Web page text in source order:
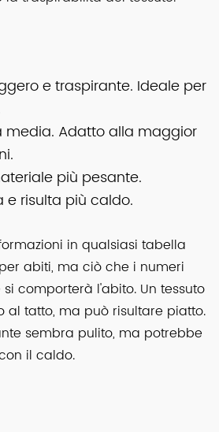
e traspirante. Ideale per
media. Adatto alla maggior
più pesante.
e risulta più caldo.
in qualsiasi tabella
abiti, ma ciò che i numeri
comporterà l'abito. Un tessuto
al tatto, ma può risultare piatto.
sembra pulito, ma potrebbe
il caldo.